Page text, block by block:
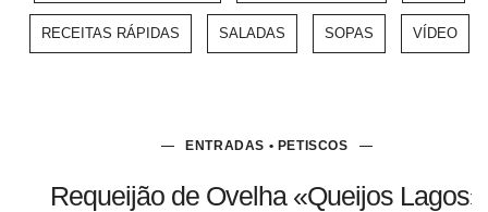
RECEITAS RÁPIDAS SALADAS SOPAS VÍDEO
ENTRADAS • PETISCOS
Requeijão de Ovelha «Queijos Lagos»